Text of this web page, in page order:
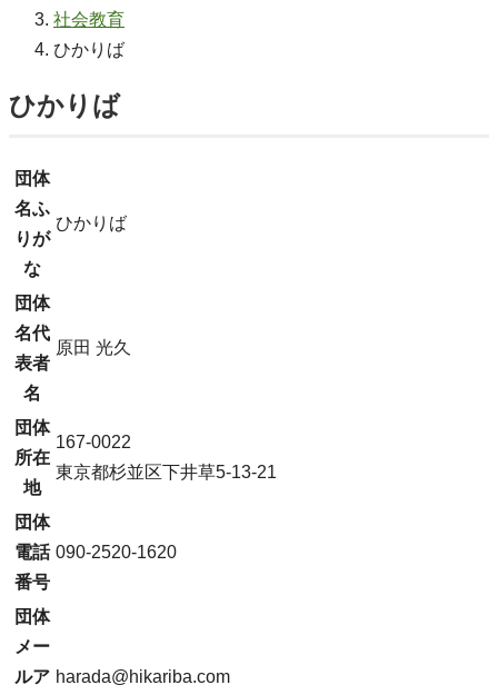
社会教育
ひかりば
ひかりば
団体
名ふ
りが
な
ひかりば
団体
名代
表者
名
原田 光久
団体
所在
地
167-0022
東京都杉並区下井草5-13-21
団体
電話
番号
090-2520-1620
団体
メー
ルア harada@hikariba.com